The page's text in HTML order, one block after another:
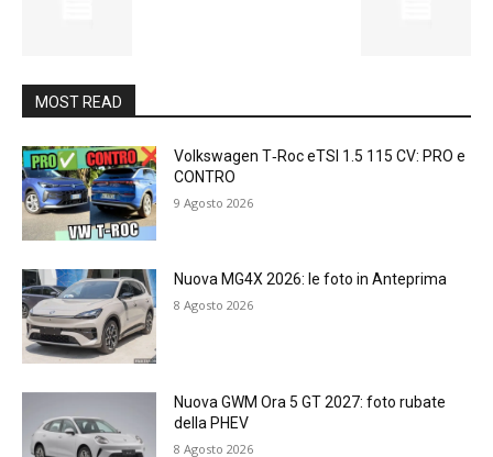
MOST READ
Volkswagen T‑Roc eTSI 1.5 115 CV: PRO e
CONTRO
9 Agosto 2026
Nuova MG4X 2026: le foto in Anteprima
8 Agosto 2026
Nuova GWM Ora 5 GT 2027: foto rubate
della PHEV
8 Agosto 2026